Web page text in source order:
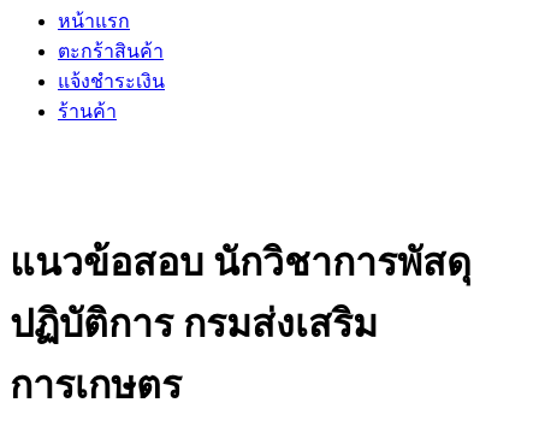
หน้าแรก
ตะกร้าสินค้า
แจ้งชำระเงิน
ร้านค้า
แนวข้อสอบ นักวิชาการพัสดุ
ปฏิบัติการ กรมส่งเสริม
การเกษตร